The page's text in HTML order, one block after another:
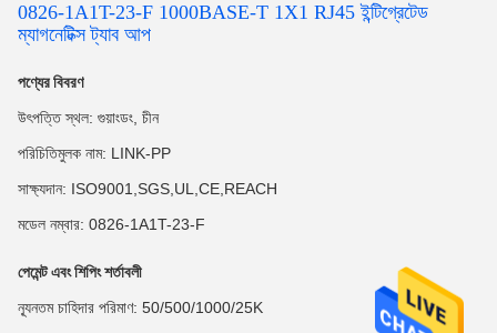
0826-1A1T-23-F 1000BASE-T 1X1 RJ45 ইন্টিগ্রেটেড
ম্যাগনেটিক্স ট্যাব আপ
পণ্যের বিবরণ
উৎপত্তি স্থল: গুয়াংডং, চীন
পরিচিতিমুলক নাম: LINK-PP
সাক্ষ্যদান: ISO9001,SGS,UL,CE,REACH
মডেল নম্বার: 0826-1A1T-23-F
পেমেন্ট এবং শিপিং শর্তাবলী
ন্যূনতম চাহিদার পরিমাণ: 50/500/1000/25K